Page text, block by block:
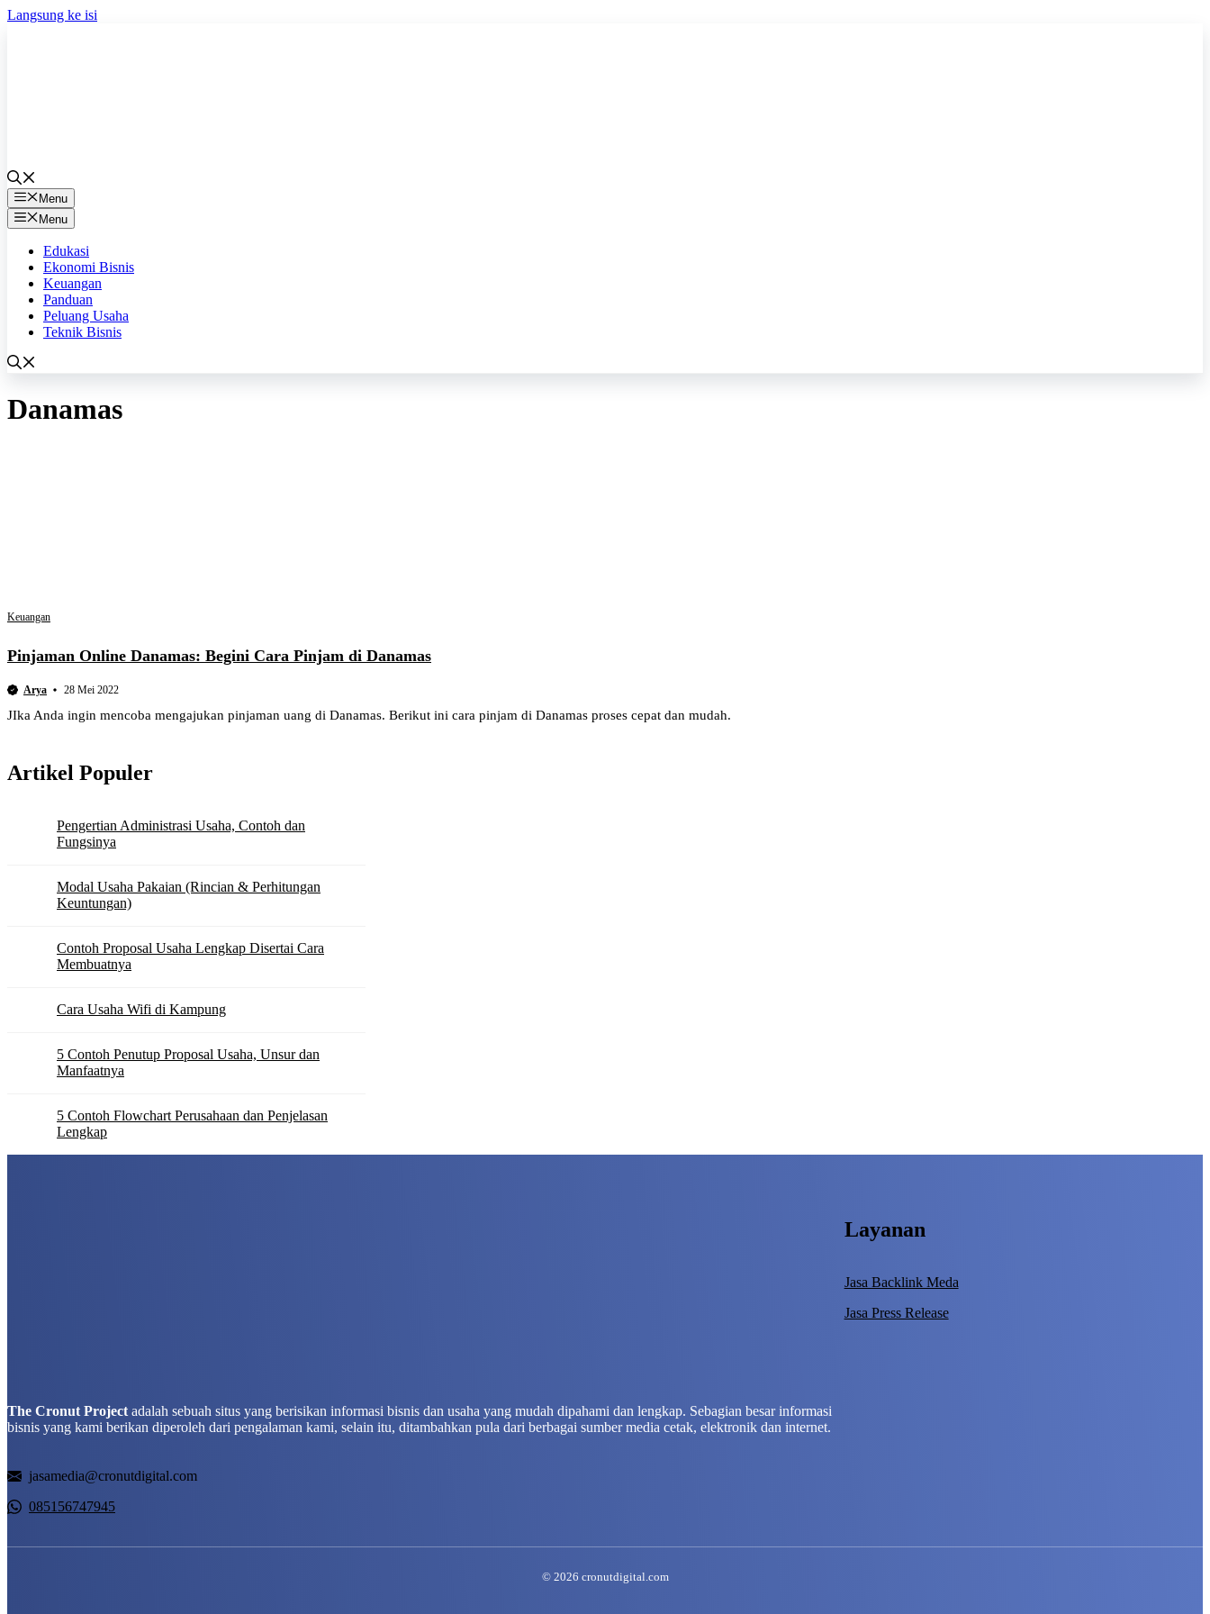
Langsung ke isi
Menu
Menu
Edukasi
Ekonomi Bisnis
Keuangan
Panduan
Peluang Usaha
Teknik Bisnis
Danamas
Keuangan
Pinjaman Online Danamas: Begini Cara Pinjam di Danamas
Arya 28 Mei 2022
JIka Anda ingin mencoba mengajukan pinjaman uang di Danamas. Berikut ini cara pinjam di Danamas proses cepat dan mudah.
Artikel Populer
Pengertian Administrasi Usaha, Contoh dan
Fungsinya
Modal Usaha Pakaian (Rincian & Perhitungan
Keuntungan)
Contoh Proposal Usaha Lengkap Disertai Cara
Membuatnya
Cara Usaha Wifi di Kampung
5 Contoh Penutup Proposal Usaha, Unsur dan
Manfaatnya
5 Contoh Flowchart Perusahaan dan Penjelasan
Lengkap
The Cronut Projectadalah sebuah situs yang berisikan informasi bisnis dan usaha yang mudah dipahami dan lengkap. Sebagian besar informasi
bisnis yang kami berikan diperoleh dari pengalaman kami, selain itu, ditambahkan pula dari berbagai sumber media cetak, elektronik dan internet.
jasamedia@cronutdigital.com
085156747945
Layanan
Jasa Backlink Meda
Jasa Press Release
© 2026 cronutdigital.com